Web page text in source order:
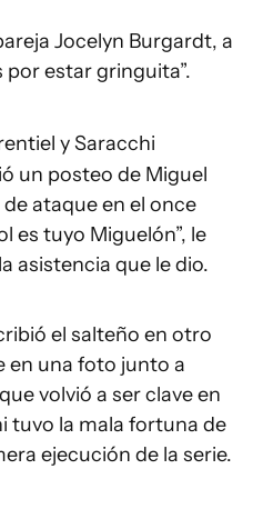
Jocelyn Burgardt, a
por estar gringuita”.
y Saracchi
un posteo de Miguel
ataque en el once
es tuyo Miguelón”, le
asistencia que le dio.
el salteño en otro
en una foto junto a
volvió a ser clave en
tuvo la mala fortuna de
ejecución de la serie.